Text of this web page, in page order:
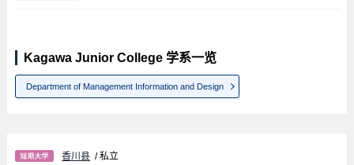
Kagawa Junior College 学系一览
Department of Management Information and Design
香川县 / 私立